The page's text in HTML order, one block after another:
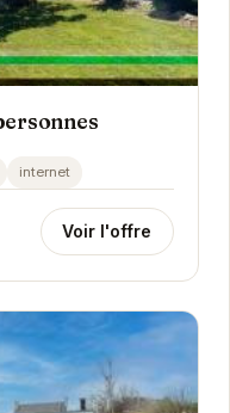
internet
Voir l'offre